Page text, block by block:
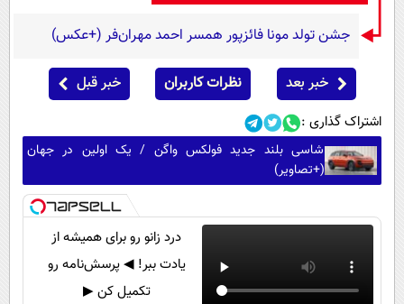
جشن تولد مونا فائزپور همسر احمد مهران‌فر (+عکس)
خبر بعد نظرات کاربران خبر قبل
اشتراک گذاری :
شاسی بلند جدید فولکس واگن / یک اولین در جهان
(+تصاویر)
درد زانو رو برای همیشه از
یادت ببر! ◀ پرسش‌نامه رو
تکمیل کن ▶